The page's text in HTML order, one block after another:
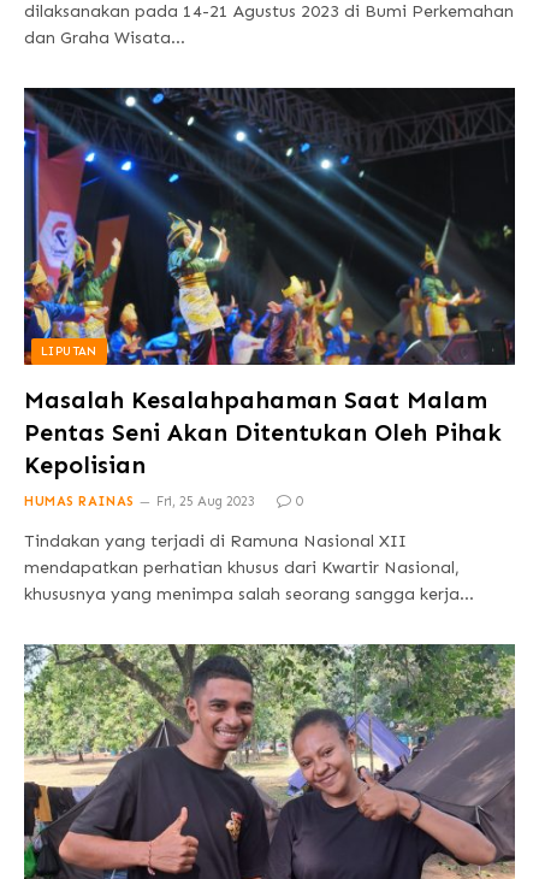
dilaksanakan pada 14-21 Agustus 2023 di Bumi Perkemahan
dan Graha Wisata…
LIPUTAN
Masalah Kesalahpahaman Saat Malam
Pentas Seni Akan Ditentukan Oleh Pihak
Kepolisian
HUMAS RAINAS Fri, 25 Aug 2023 0
Tindakan yang terjadi di Ramuna Nasional XII
mendapatkan perhatian khusus dari Kwartir Nasional,
khususnya yang menimpa salah seorang sangga kerja…